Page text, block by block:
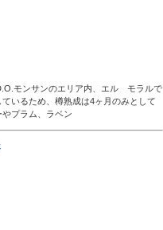
モンサンのエリア内、エル モラルで
いるため、樽熟成は4ヶ月のみとして
プラム、ラベン